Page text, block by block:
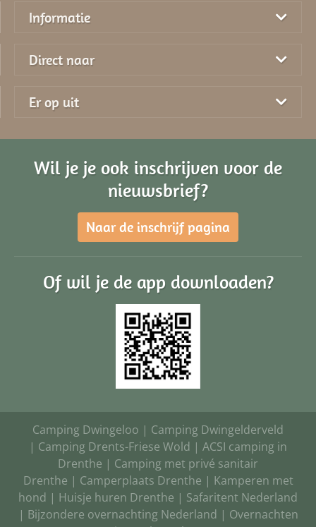
Informatie
Direct naar
Er op uit
Wil je je ook inschrijven voor de
nieuwsbrief?
Naar de inschrijf pagina
Of wil je de app downloaden?
Camping Dwingeloo | Camping Dwingelderveld
| Camping Drents-Friese Wold | ACSI camping in
Drenthe | Camping met privé sanitair
Drenthe | Camperplaats Drenthe | Kamperen met
hond | Huisje huren Drenthe | Safaritent Nederland
| Bijzondere overnachting Nederland | Overnachten